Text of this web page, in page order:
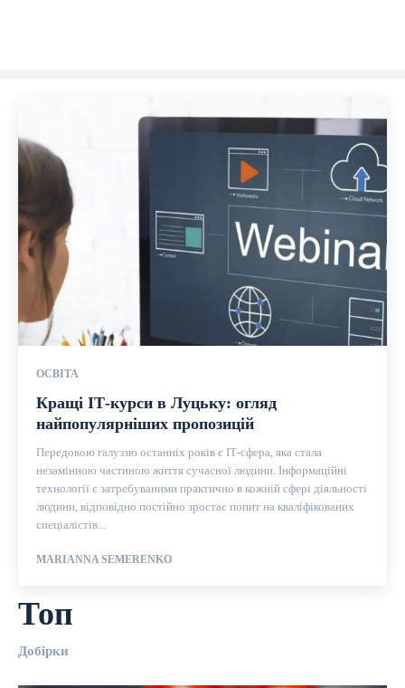
ОСВІТА
Кращі ІТ-курси в Луцьку: огляд
найпопулярніших пропозицій
Передовою галуззю останніх років є ІТ-сфера, яка стала
незамінною частиною життя сучасної людини. Інформаційні
технології є затребуваними практично в кожній сфері діяльності
людини, відповідно постійно зростає попит на кваліфікованих
спеціалістів...
MARIANNA SEMERENKO
Топ
Добірки